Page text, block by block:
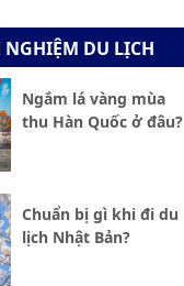
DU LỊCH
Ngắm lá vàng mùa
thu Hàn Quốc ở đâu?
Chuẩn bị gì khi đi du
lịch Nhật Bản?